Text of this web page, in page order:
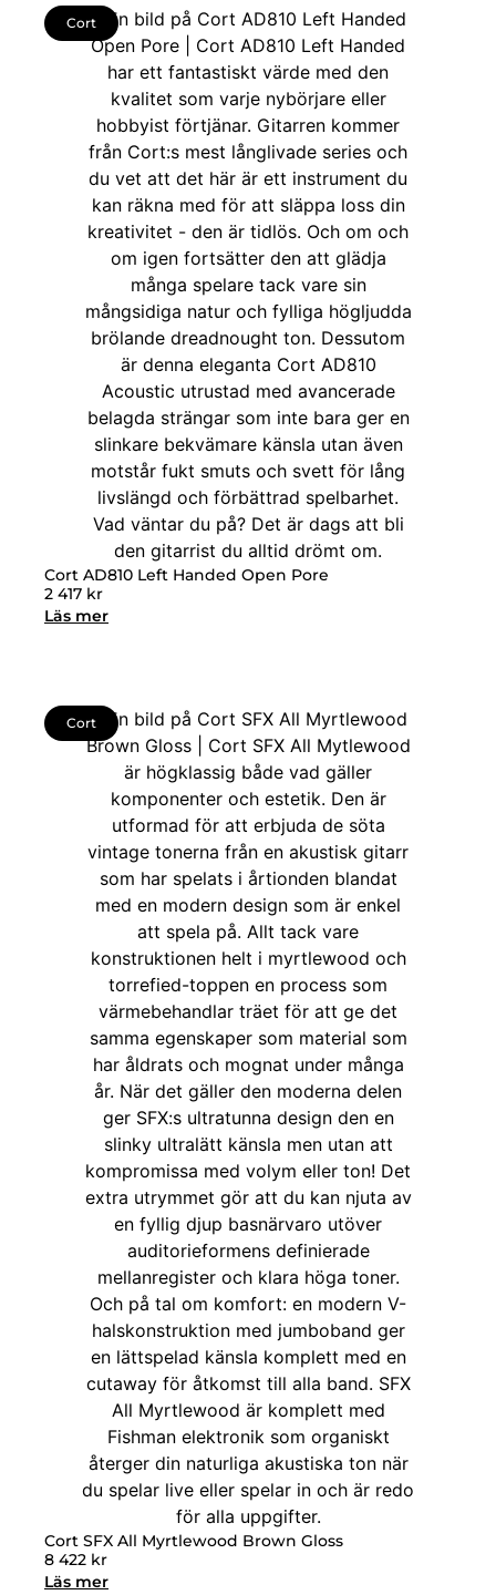
Cort
Cort AD810 Left Handed Open Pore
2 417 kr
Läs mer
Cort
Cort SFX All Myrtlewood Brown Gloss
8 422 kr
Läs mer